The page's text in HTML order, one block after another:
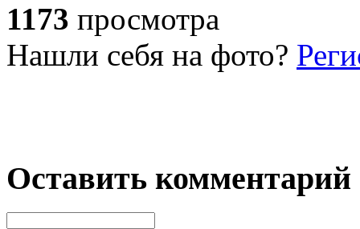
1173 просмотра
Нашли себя на фото?
Оставить комментарий